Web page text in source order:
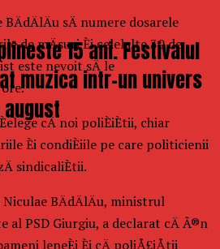
sÄ numere dosarele
de mÄsuri Èi celelalte 30 de
este nevoit sÄ le
cÄ noi poliÈiÈtii, chiar
Èi condiÈiile pe care politicienii
sindicaliÈtii.
BÄdÄlÄu, ministrul
al PSD Giurgiu, a declarat cÄ Ã®n
leneÈi Èi cÄ poliÅ£iÅtii
15 ani. Festivalul
muzica intr-un univers